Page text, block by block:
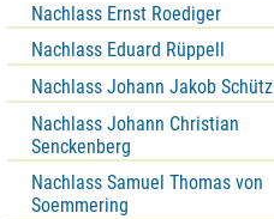
Nachlass Ernst Roediger
Nachlass Eduard Rüppell
Nachlass Johann Jakob Schütz
Nachlass Johann Christian
Senckenberg
Nachlass Samuel Thomas von
Soemmering